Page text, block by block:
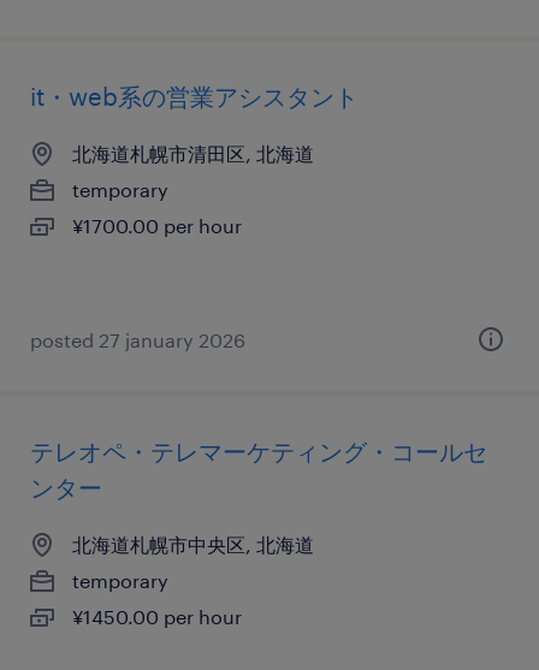
it・web系の営業アシスタント
北海道札幌市清田区, 北海道
temporary
¥1700.00 per hour
posted 27 january 2026
テレオペ・テレマーケティング・コールセ
ンター
北海道札幌市中央区, 北海道
temporary
¥1450.00 per hour